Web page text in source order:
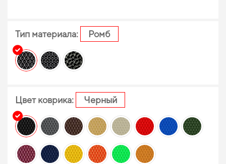
Тип материала: Ромб
Цвет коврика: Черный